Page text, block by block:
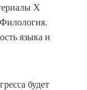
Х
языка и
будет